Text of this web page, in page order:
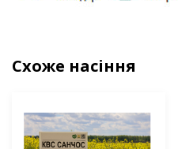
Схоже насіння